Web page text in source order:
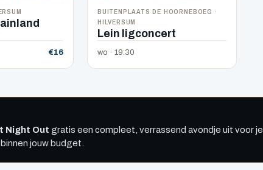
€16
BUITENPLAATS DE HOORNEBOEG ·
HILVERSUM
Lein ligconcert
wo · 19:30
Night Out gratis een compleet, verrassend avondje uit voor je
jouw budget.